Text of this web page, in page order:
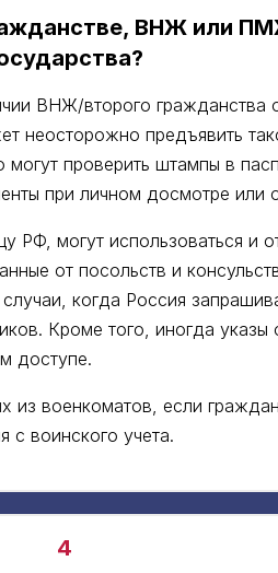
ВНЖ или
ВНЖ/второго гражданства
неосторожно предъявить
могут проверить штампы в
при личном досмотре или
РФ, могут использоваться и
от посольств и
когда Россия
Кроме того, иногда указы
доступе.
из военкоматов, если
с воинского учета.
4